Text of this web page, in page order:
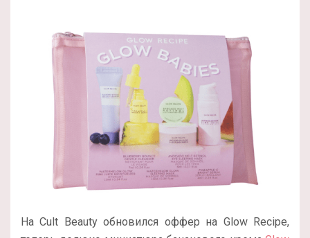
На Cult Beauty обновился оффер на Glow Recipe,